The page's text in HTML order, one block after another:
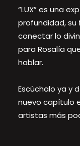
“LUX” es una
profundidad, su
conectar lo
para Rosalía
hablar.
Escúchalo ya y
nuevo capítulo
artistas más